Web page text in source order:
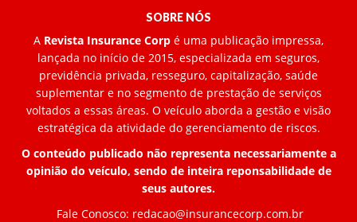
SOBRE NÓS
A Revista Insurance Corp é uma publicação impressa,
lançada no início de 2015, especializada em seguros,
previdência privada, resseguro, capitalização, saúde
suplementar e no segmento de prestação de serviços
voltados a essas áreas. O veículo aborda a gestão e visão
estratégica da atividade do gerenciamento de riscos.
O conteúdo publicado não representa necessariamente a
opinião do veículo, sendo de inteira reponsabilidade de
seus autores.
Fale Conosco: redacao@insurancecorp.com.br